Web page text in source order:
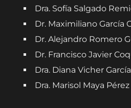
Dra. Sofía Salgado
Dr. Maximiliano García
Dr. Alejandro Romero
Dr. Francisco Javier
Dra. Diana Vicher García
Dra. Marisol Maya Pérez